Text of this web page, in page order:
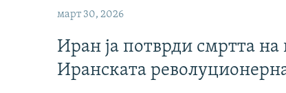
март 30, 2026
Иран ја потврди смртта
Иранската